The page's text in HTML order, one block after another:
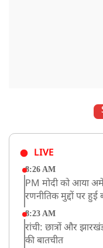
LIVE
8:26 AM
PM मोदी को आया
रणनीतिक मुद्दों पर हुई
8:23 AM
रांची: छात्रों और
की बातचीत